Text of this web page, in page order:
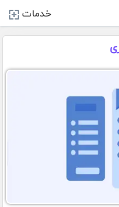
خدمات